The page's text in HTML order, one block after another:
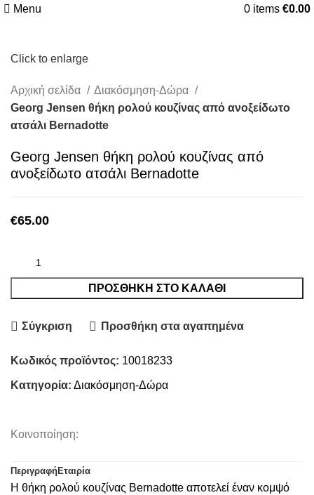
Menu 0 items €0.00
Click to enlarge
Αρχική σελίδα
Διακόσμηση-Δώρα
Georg Jensen θήκη ρολού κουζίνας από ανοξείδωτο
ατσάλι Bernadotte
Georg Jensen θήκη ρολού κουζίνας από
ανοξείδωτο ατσάλι Bernadotte
€65.00
ΠΡΟΣΘΉΚΗ ΣΤΟ ΚΑΛΆΘΙ
Σύγκριση Προσθήκη στα αγαπημένα
Κωδικός προϊόντος: 10018233
Κατηγορία: Διακόσμηση-Δώρα
Κοινοποίηση:
ΠεριγραφήΕταιρία
Η θήκη ρολού κουζίνας Bernadotte αποτελεί έναν κομψό